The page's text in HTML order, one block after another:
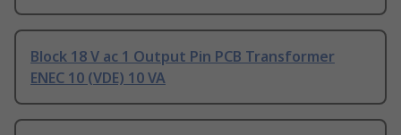
Block 18 V ac 1 Output Pin PCB Transformer
ENEC 10 (VDE) 10 VA